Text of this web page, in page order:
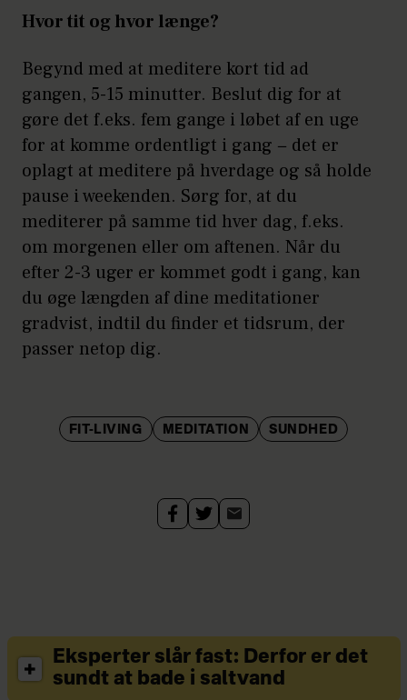
Hvor tit og hvor længe?
Begynd med at meditere kort tid ad
gangen, 5-15 minutter. Beslut dig for at
gøre det f.eks. fem gange i løbet af en uge
for at komme ordentligt i gang − det er
oplagt at meditere på hverdage og så holde
pause i weekenden. Sørg for, at du
mediterer på samme tid hver dag, f.eks.
om morgenen eller om aftenen. Når du
efter 2-3 uger er kommet godt i gang, kan
du øge længden af dine meditationer
gradvist, indtil du finder et tidsrum, der
passer netop dig.
FIT-LIVING MEDITATION SUNDHED
Eksperter slår fast: Derfor er det
sundt at bade i saltvand